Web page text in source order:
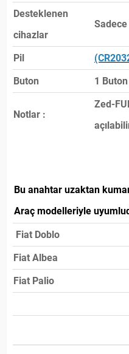
Desteklenen
cihazlar
Pil
Buton
1 Buton
Notlar :
Zed-
Bu anahtar uzaktan
Araç modelleriyle
Fiat Doblo
Fiat Albea
Fiat Palio